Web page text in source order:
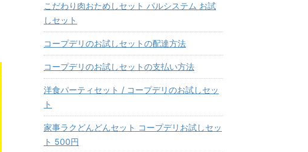
こだわり肉おためしセット パルシステム お試
しセット
コープデリのお試しセットの配達方法
コープデリのお試しセットの支払い方法
洋食パーティセット / コープデリのお試しセッ
ト
家事ラクどんどんセット コープデリお試しセッ
ト 500円